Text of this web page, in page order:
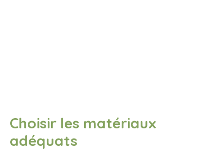
Choisir les matériaux
adéquats